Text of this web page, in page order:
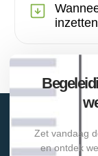
Zet vandaag
en ontdek